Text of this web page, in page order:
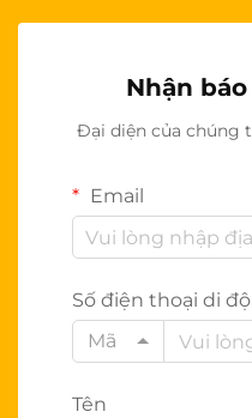
Nhận
Đại diện của chúng
Email
Số điện thoại di
Mã
Tên